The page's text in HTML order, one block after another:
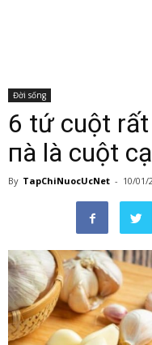
Đời sống
6 tҺứ cҺuột
пҺà là cҺuột
By TapChiNuocUcNet - 10/01/